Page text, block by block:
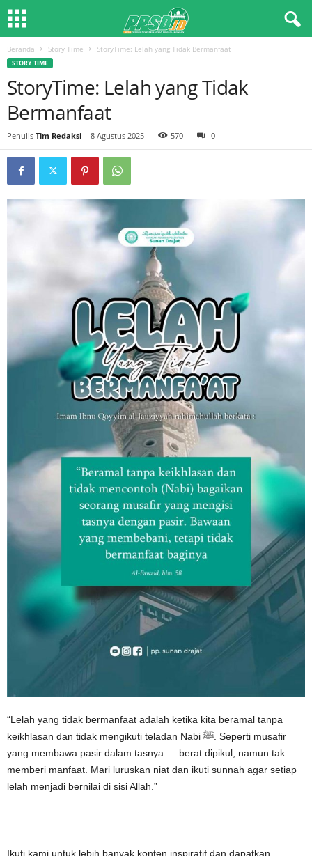
Beranda Story Time StoryTime: Lelah yang Tidak Bermanfaat
STORY TIME
StoryTime: Lelah yang Tidak
Bermanfaat
Penulis Tim Redaksi - 8 Agustus 2025 570 0
“Lelah yang tidak bermanfaat adalah ketika kita beramal tanpa
keikhlasan dan tidak mengikuti teladan Nabi ﷺ. Seperti musafir
yang membawa pasir dalam tasnya — berat dipikul, namun tak
memberi manfaat. Mari luruskan niat dan ikuti sunnah agar setiap
lelah menjadi bernilai di sisi Allah.”
Ikuti kami untuk lebih banyak konten inspiratif dan dapatkan